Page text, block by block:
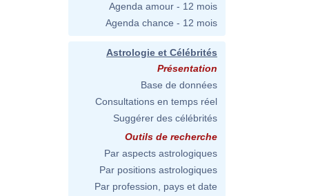
Agenda amour - 12 mois
Agenda chance - 12 mois
Astrologie et Célébrités
Présentation
Base de données
Consultations en temps réel
Suggérer des célébrités
Outils de recherche
Par aspects astrologiques
Par positions astrologiques
Par profession, pays et date